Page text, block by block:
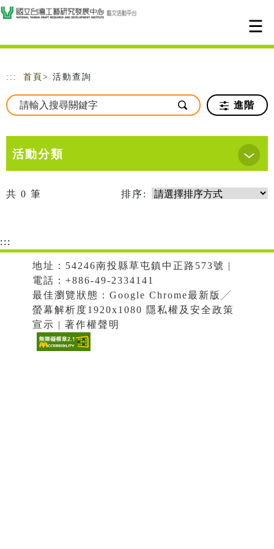
跳到主要內容
網站導覽
::: 首頁 > 活動查詢
進階
活動分類
共 0 筆 排序:
:::
地址：54246南投縣草屯鎮中正路573號 |
電話：+886-49-2334141
最佳瀏覽狀態：Google Chrome最新版╱
螢幕解析度1920x1080 隱私權及安全政策
宣示 | 著作權聲明